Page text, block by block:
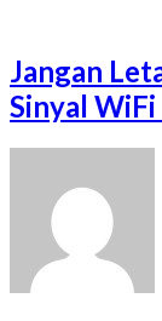
Jangan
Sinyal